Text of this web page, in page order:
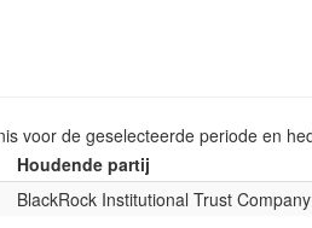
voor de geselecteerde periode en
Houdende partij
BlackRock Institutional Trust Company